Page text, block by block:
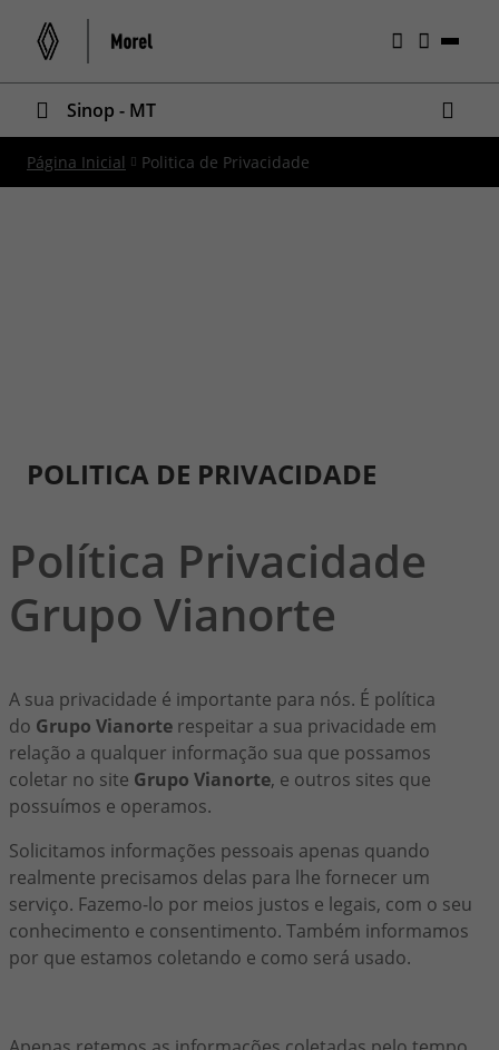
Sinop - MT
Página Inicial Politica de Privacidade
POLITICA DE PRIVACIDADE
Política Privacidade
Grupo Vianorte
A sua privacidade é importante para nós. É política
do Grupo Vianorte respeitar a sua privacidade em
relação a qualquer informação sua que possamos
coletar no site Grupo Vianorte, e outros sites que
possuímos e operamos.
Solicitamos informações pessoais apenas quando
realmente precisamos delas para lhe fornecer um
serviço. Fazemo-lo por meios justos e legais, com o seu
conhecimento e consentimento. Também informamos
por que estamos coletando e como será usado.